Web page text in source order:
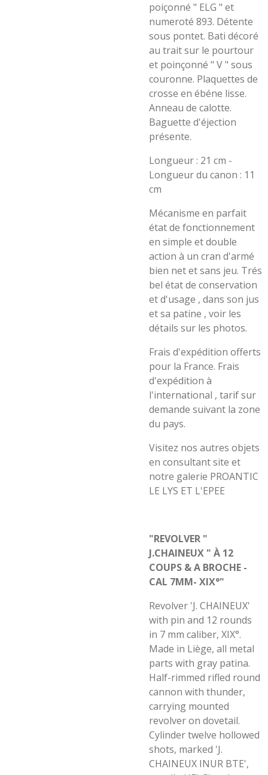
poiçonné " ELG " et
numeroté 893. Détente
sous pontet. Bati décoré
au trait sur le pourtour
et poinçonné " V " sous
couronne. Plaquettes de
crosse en ébéne lisse.
Anneau de calotte.
Baguette d'éjection
présente.
Longueur : 21 cm -
Longueur du canon : 11
cm
Mécanisme en parfait
état de fonctionnement
en simple et double
action à un cran d'armé
bien net et sans jeu. Trés
bel état de conservation
et d'usage , dans son jus
et sa patine , voir les
détails sur les photos.
Frais d'expédition offerts
pour la France. Frais
d'expédition à
l'international , tarif sur
demande suivant la zone
du pays.
Visitez nos autres objets
en consultant site et
notre galerie PROANTIC
LE LYS ET L'EPEE
"REVOLVER "
J.CHAINEUX " À 12
COUPS & A BROCHE -
CAL 7MM- XIX°"
Revolver 'J. CHAINEUX'
with pin and 12 rounds
in 7 mm caliber, XIX°.
Made in Liège, all metal
parts with gray patina.
Half-rimmed rifled round
cannon with thunder,
carrying mounted
revolver on dovetail.
Cylinder twelve hollowed
shots, marked 'J.
CHAINEUX INUR BTE',